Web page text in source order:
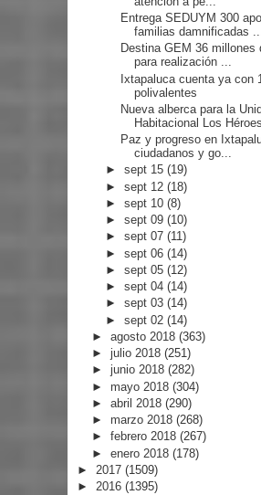
Entrega SEDUYM 300
familias damnificadas
Destina GEM 36 millones
para realización ...
Ixtapaluca cuenta ya con
polivalentes
Nueva alberca para la
Habitacional Los Héroes
Paz y progreso en
ciudadanos y go...
►sept 15(19)
►sept 12(18)
►sept 10(8)
►sept 09(10)
►sept 07(11)
►sept 06(14)
►sept 05(12)
►sept 04(14)
►sept 03(14)
►sept 02(14)
► agosto 2018 (363)
► julio 2018 (251)
► junio 2018 (282)
► mayo 2018 (304)
► abril 2018 (290)
► marzo 2018 (268)
► febrero 2018 (267)
► enero 2018 (178)
► 2017 (1509)
► 2016 (1395)